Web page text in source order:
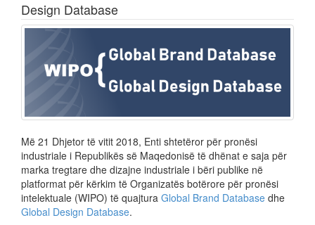
Design Database
Më 21 Dhjetor të vitit 2018, Enti shtetëror për pronësi
industriale i Republikës së Maqedonisë të dhënat e saja për
marka tregtare dhe dizajne industriale i bëri publike në
platformat për kërkim të Organizatës botërore për pronësi
intelektuale (WIPO) të quajtura Global Brand Database dhe
Global Design Database.